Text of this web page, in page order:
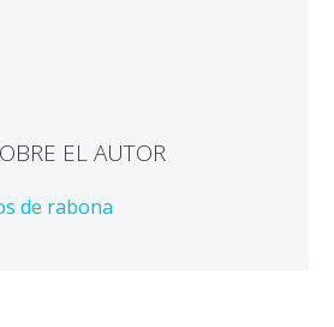
EL AUTOR
de rabona